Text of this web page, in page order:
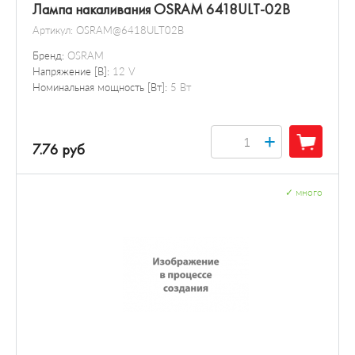
Лампа накаливания OSRAM 6418ULT-02B
Артикул: OSRAM@6418ULT02B
Бренд: OSRAM
Напряжение [В]: 12 V
Номинальная мощность [Вт]: 5 Вт
7.76 руб +
много